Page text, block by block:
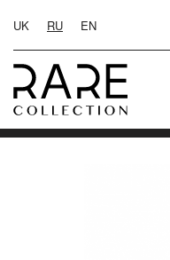
UK RU EN